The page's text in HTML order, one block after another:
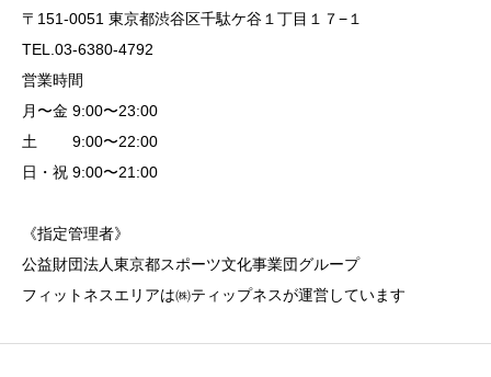
〒151-0051 東京都渋谷区千駄ケ谷１丁目１７−１
TEL.03-6380-4792
営業時間
月〜金 9:00〜23:00
土 9:00〜22:00
日・祝 9:00〜21:00
《指定管理者》
公益財団法人東京都スポーツ文化事業団グループ
フィットネスエリアは㈱ティップネスが運営しています